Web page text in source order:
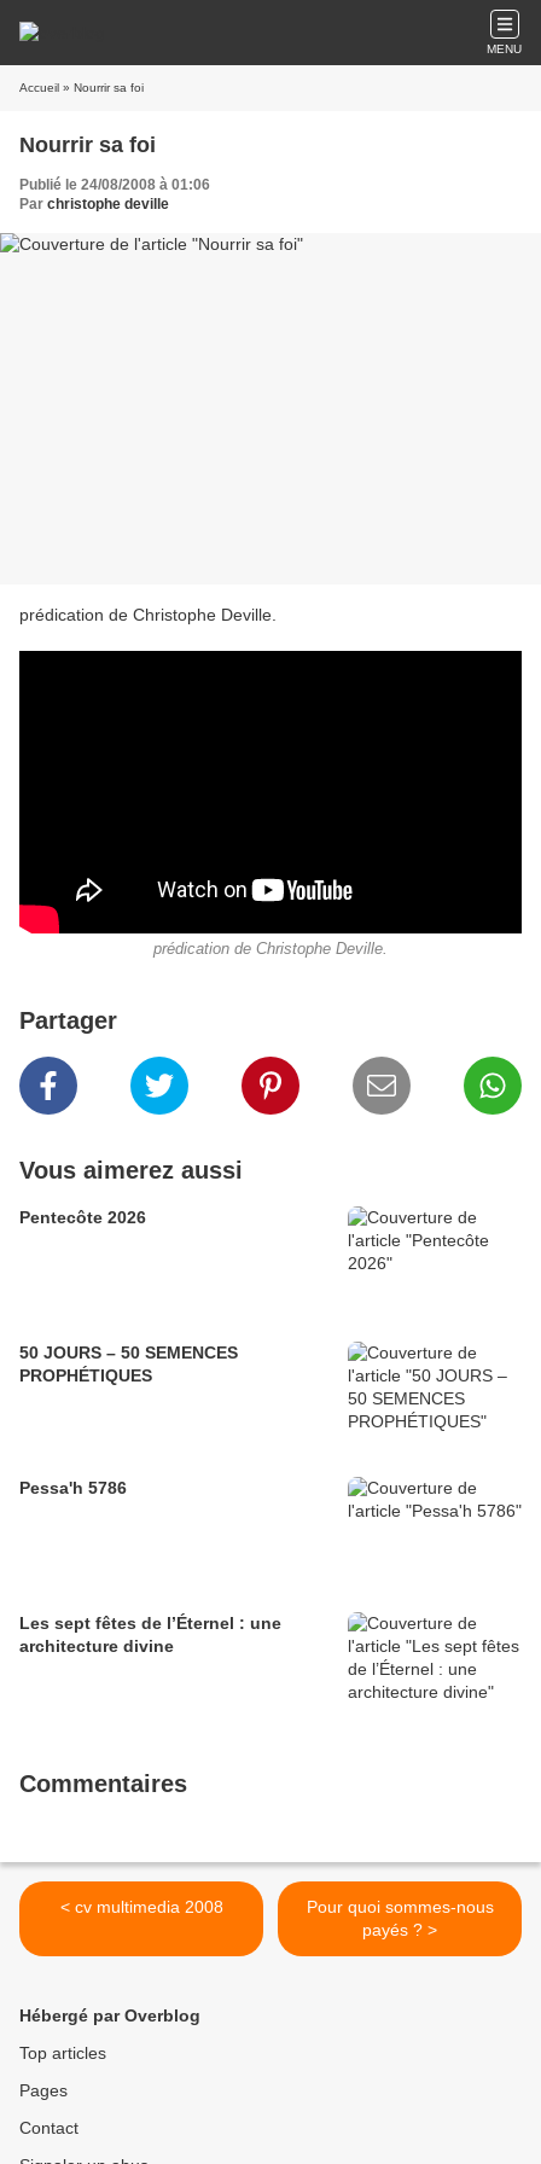
MENU
Accueil » Nourrir sa foi
Nourrir sa foi
Publié le 24/08/2008 à 01:06
Par christophe deville
prédication de Christophe Deville.
prédication de Christophe Deville.
Partager
Vous aimerez aussi
Pentecôte 2026
50 JOURS – 50 SEMENCES
PROPHÉTIQUES
Pessa'h 5786
Les sept fêtes de l’Éternel : une
architecture divine
Commentaires
< cv multimedia 2008
Pour quoi sommes-nous
payés ? >
Hébergé par Overblog
Top articles
Pages
Contact